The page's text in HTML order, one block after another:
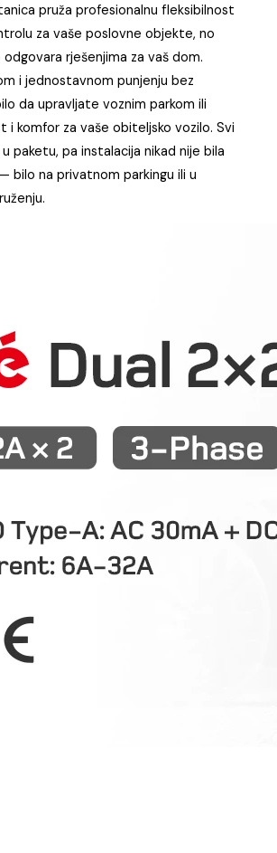
pruža profesionalnu fleksibilnost
za vaše poslovne objekte, no
rješenjima za vaš dom.
i jednostavnom punjenju bez
da upravljate voznim parkom ili
i komfor za vaše obiteljsko vozilo. Svi
paketu, pa instalacija nikad nije bila
bilo na privatnom parkingu ili u